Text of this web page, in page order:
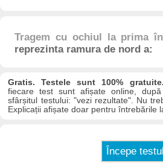
Tragem cu ochiul la prima
reprezinta ramura de nord a:
Gratis. Testele sunt 100% gratuite.
fiecare test sunt afișate online,
sfârșitul testului: "vezi rezultate". Nu
Explicații afișate doar pentru întrebările